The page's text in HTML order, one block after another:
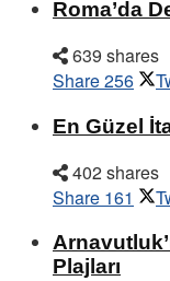
Roma’da
639 shares
Share256
En Güzel
402 shares
Share 161
Plajları